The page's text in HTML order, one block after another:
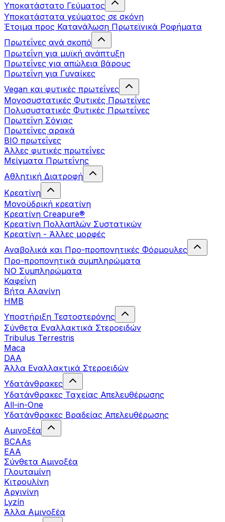
Υποκατάστατο Γεύματος
Υποκατάστατα γεύματος σε σκόνη
Έτοιμα προς Κατανάλωση Πρωτεϊνικά Ροφήματα
Πρωτεΐνες ανά σκοπό
Πρωτεΐνη για μυϊκή ανάπτυξη
Πρωτεΐνες για απώλεια βάρους
Πρωτεΐνη για Γυναίκες
Vegan και φυτικές πρωτεΐνες
Μονοσυστατικές Φυτικές Πρωτεΐνες
Πολυσυστατικές Φυτικές Πρωτεΐνες
Πρωτεΐνη Σόγιας
Πρωτεΐνες αρακά
ΒIO πρωτεΐνες
Άλλες φυτικές πρωτεΐνες
Μείγματα Πρωτεΐνης
Αθλητική Διατροφή
Κρεατίνη
Μονοϋδρική κρεατίνη
Κρεατίνη Creapure®
Κρεατίνη Πολλαπλών Συστατικών
Κρεατίνη - Άλλες μορφές
Αναβολικά και Προ-προπονητικές Φόρμουλες
Προ-προπονητικά συμπληρώματα
ΝΟ Συμπληρώματα
Καφεΐνη
Βήτα Αλανίνη
HMB
Υποστήριξη Τεστοστερόνης
Σύνθετα Εναλλακτικά Στεροειδών
Tribulus Terrestris
Maca
DAA
Άλλα Εναλλακτικά Στεροειδών
Υδατάνθρακες
Υδατάνθρακες Ταχείας Απελευθέρωσης
All-in-One
Υδατάνθρακες Βραδείας Απελευθέρωσης
Αμινοξέα
BCAAs
EAA
Σύνθετα Αμινοξέα
Γλουταμίνη
Κιτρουλίνη
Αργινίνη
Lyzín
Άλλα Αμινοξέα